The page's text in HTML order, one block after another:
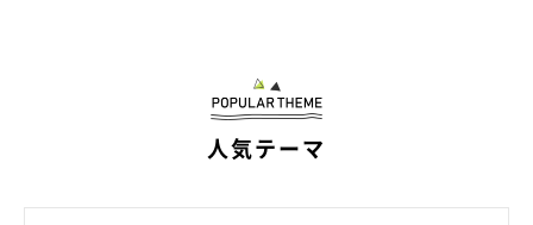
――飼い主さんがなでるのをやめたとき、ナデナデの“おかわ
り”を求める犬は少なくありませんが、このときの犬の心理につ
人気テーマ